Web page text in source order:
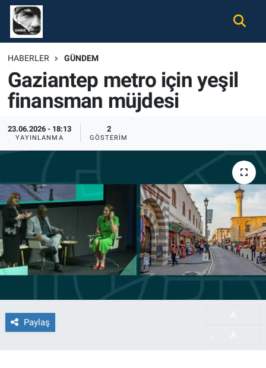
HABERLER GÜNDEM
Gaziantep metro için yeşil
finansman müjdesi
23.06.2026 - 18:13
YAYINLANMA
2
GÖSTERIM
Paylaş
Gündem
Ekonomi
Spor
Magazin
İletişim
Künye
Nöbetçi Eczaneler
Hava Durumu
Namaz Vakitleri
Trafik Durumu
Tüm Manşetler
Son Dakika Haberleri
Haber Arşivi